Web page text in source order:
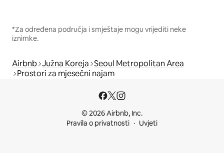
*Za određena područja i smještaje mogu vrijediti neke
iznimke.
Airbnb Južna Koreja Seoul Metropolitan Area
Prostori za mjesečni najam
© 2026 Airbnb, Inc.
Pravila o privatnosti
Uvjeti